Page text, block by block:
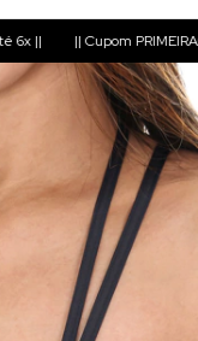
|| || Cupom